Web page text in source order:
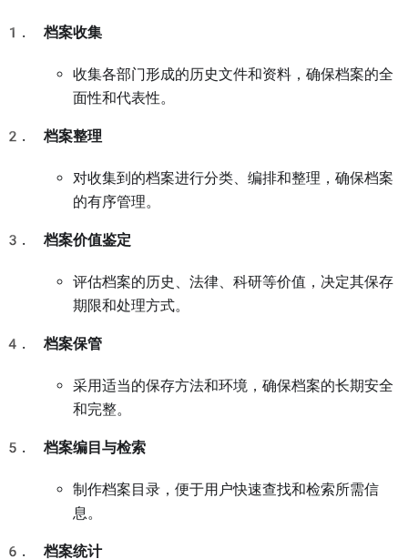
档案收集
收集各部门形成的历史文件和资料，确保档案的全
面性和代表性。
档案整理
对收集到的档案进行分类、编排和整理，确保档案
的有序管理。
档案价值鉴定
评估档案的历史、法律、科研等价值，决定其保存
期限和处理方式。
档案保管
采用适当的保存方法和环境，确保档案的长期安全
和完整。
档案编目与检索
制作档案目录，便于用户快速查找和检索所需信
息。
档案统计